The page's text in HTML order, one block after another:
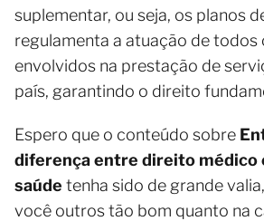
suplementar, ou seja, os planos
regulamenta a atuação de todos
envolvidos na prestação de
país, garantindo o direito
Espero que o conteúdo sobre
diferença entre direito médico
saúde tenha sido de grande
você outros tão bom quanto na